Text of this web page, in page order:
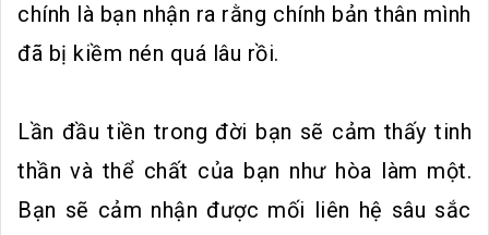
chính là bạn nhận ra rằng chính bản thân mình
đã bị kiềm nén quá lâu rồi.
Lần đầu tiền trong đời bạn sẽ cảm thấy tinh
thần và thể chất của bạn như hòa làm một.
Bạn sẽ cảm nhận được mối liên hệ sâu sắc